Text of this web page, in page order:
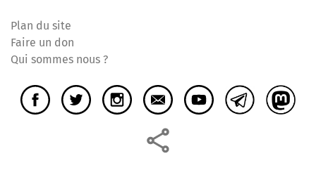
Plan du site
Faire un don
Qui sommes nous ?